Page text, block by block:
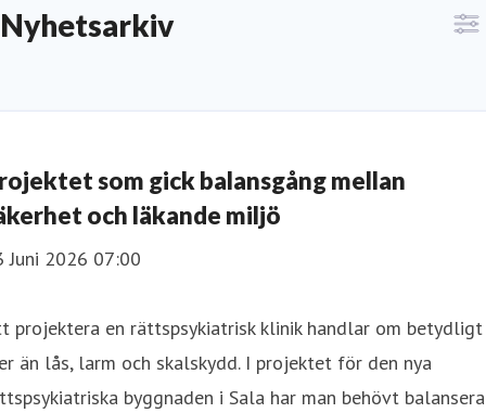
Nyhetsarkiv
som gick balansgång mellan
och läkande miljö
Juni 2026 07:00
projektera en rättspsykiatrisk klinik handlar om betydligt
än lås, larm och skalskydd. I projektet för den nya
byggnaden i Sala har man behövt balansera